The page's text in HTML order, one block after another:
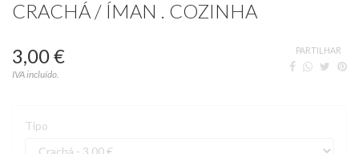
CRACHÁ / ÍMAN . COZINHA
3,00 €
IVA incluído.
PARTILHAR
Tipo